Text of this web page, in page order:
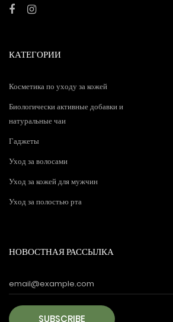
КАТЕГОРИИ
Косметика по уходу за кожей
Биологически активные добавки и
натуральные чаи
Гаджеты
Уход за волосами
Уход за кожей для мужчин
Уход за полостью рта
НОВОСТНАЯ РАССЫЛКА
SUBSCRIBE